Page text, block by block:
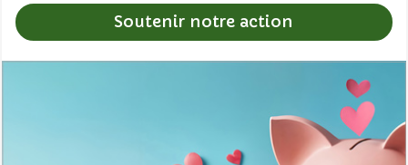
Soutenir notre action